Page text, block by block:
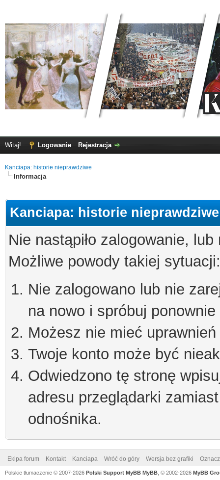
Witaj! Logowanie Rejestracja
Kanciapa: historie nieprawdziwe
Informacja
Kanciapa: historie nieprawdziwe
Nie nastąpiło zalogowanie,
Możliwe powody takiej sytuacji:
Nie zalogowano lub nie
na nowo i spróbuj ponownie
Możesz nie mieć
Twoje konto może być
Odwiedzono tę stronę
adresu przeglądarki
odnośnika.
Ekipa forum Kontakt Kanciapa Wróć do góry Wersja bez grafiki
Polskie tłumaczenie © 2007-2026 Polski Support MyBB MyBB , © 2002-2026 MyBB